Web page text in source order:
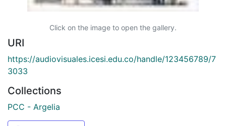
Click on the image to open the gallery.
URI
https://audiovisuales.icesi.edu.co/handle/123456789/7
3033
Collections
PCC - Argelia